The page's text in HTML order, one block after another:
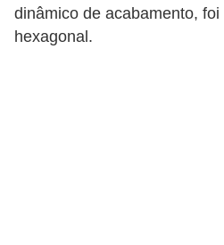
dinâmico de acabamento,
hexagonal.